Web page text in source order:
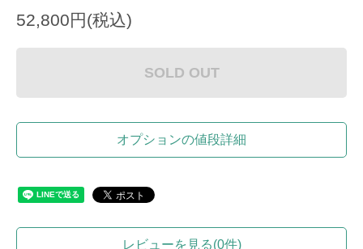
52,800円(税込)
SOLD OUT
オプションの値段詳細
レビューを見る(0件)